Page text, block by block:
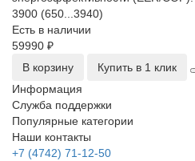
3900 (650...3940)
Есть в наличии
59990 ₽
В корзину
Купить в 1 клик
Информация
Служба поддержки
Популярные категории
Наши контакты
+7 (4742) 71-12-50